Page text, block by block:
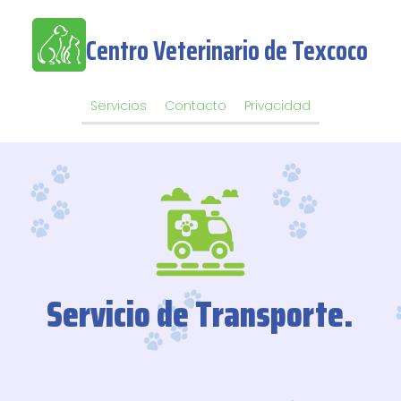
Centro Veterinario de Texcoco
Servicios Contacto Privacidad
Servicio de Transporte.